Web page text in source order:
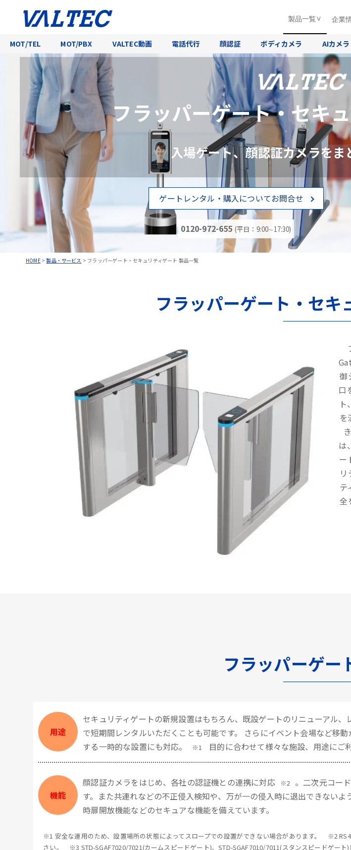
製品一覧
MOT/TEL MOT/PBX VALTEC動画 電話代行 顔認証 ボディカメラ AIカメラ
企業
HOME>製品・サービス > フラッパーゲート・セキュリティゲート 製品一覧
フラッパーゲート・セキ
入場ゲート、顔認証カメラを
ゲートレンタル・購入についてお問合せ
0120-972-655 (平日：9:00∼17:30)
フラッパーゲート・セキ
御
口
を
は
ー
テ
全
フラッパーゲー
用途
セキュリティゲートの新規設置はもちろん、既設ゲートのリニューアル
で短期間レンタルいただくことも可能です。 さらにイベント会場など移
する一時的な設置にも対応。
※1 目的に合わせて様々な施設、用途にご
機能
顔認証カメラをはじめ、各社の認証機との連携に対応 ※2
。二次元コー
す。また共連れなどの不正侵入検知や、万が一の侵入時に退出できない
時扉開放機能などのセキュアな機能を備えています。
※1 安全な運用のため、設置場所の状態によってスロープでの設置ができない場合があります。 ※2
さい。 ※3 STD-SGAF7020/7021(カームスピードゲート)、STD-SGAF7010/7011(スタンスピードゲー